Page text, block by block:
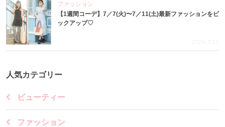
ファッション
【1週間コーデ】7／7(火)〜7／11(土)最新ファッションをピ
ックアップ♡
2026.7.15
人気カテゴリー
ビューティー
ファッション